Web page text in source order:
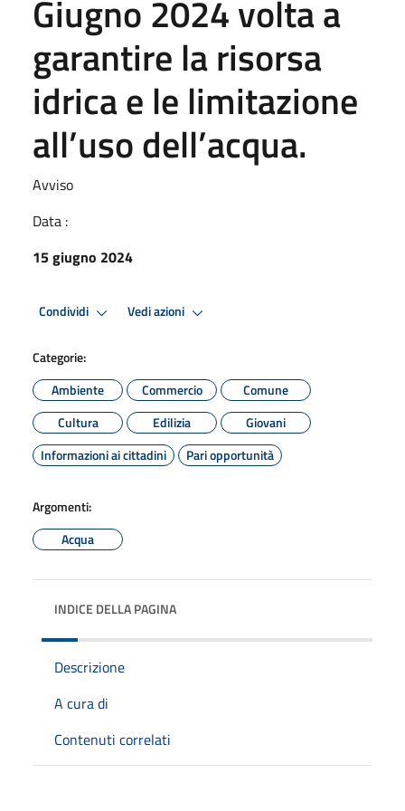
Giugno 2024 volta a
garantire la risorsa
idrica e le limitazione
all’uso dell’acqua.
Avviso
Data :
15 giugno 2024
Condividi Vedi azioni
Categorie:
Ambiente
Commercio
Comune
Cultura
Edilizia
Giovani
Informazioni ai cittadini
Pari opportunità
Argomenti:
Acqua
INDICE DELLA PAGINA
Descrizione
A cura di
Contenuti correlati